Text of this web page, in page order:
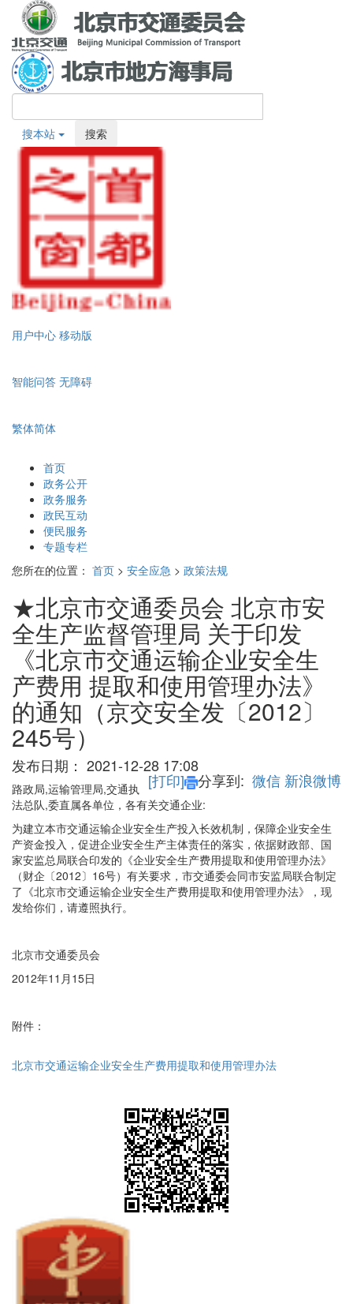
搜本站 搜索
用户中心 移动版
智能问答 无障碍
繁体简体
首页
政务公开
政务服务
政民互动
便民服务
专题专栏
您所在的位置： 首页 > 安全应急 > 政策法规
★北京市交通委员会 北京市安
全生产监督管理局 关于印发
《北京市交通运输企业安全生
产费用 提取和使用管理办法》
的通知（京交安全发〔2012〕
245号）
发布日期： 2021-12-28 17:08
[打印] 分享到: 微信 新浪微博
路政局,运输管理局,交通执
法总队,委直属各单位，各有关交通企业:
为建立本市交通运输企业安全生产投入长效机制，保障企业安全生
产资金投入，促进企业安全生产主体责任的落实，依据财政部、国
家安监总局联合印发的《企业安全生产费用提取和使用管理办法》
（财企〔2012〕16号）有关要求，市交通委会同市安监局联合制定
了《北京市交通运输企业安全生产费用提取和使用管理办法》，现
发给你们，请遵照执行。
北京市交通委员会
2012年11月15日
附件：
北京市交通运输企业安全生产费用提取和使用管理办法